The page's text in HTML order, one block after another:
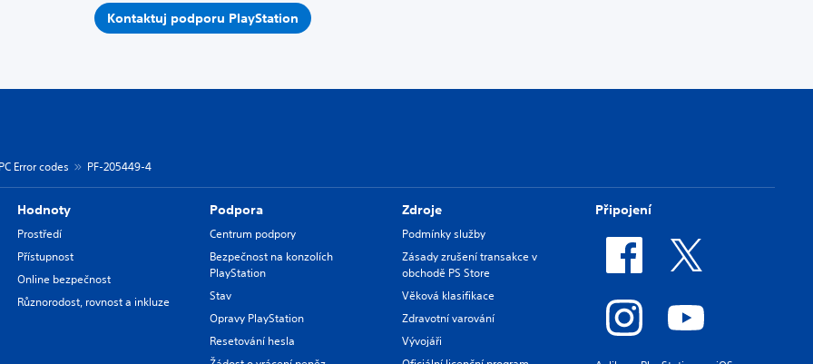
Kontaktuj podporu PlayStation
PC Error codes PF-205449-4
Hodnoty
Prostředí
Přístupnost
Online bezpečnost
Různorodost, rovnost a inkluze
Podpora
Centrum podpory
Bezpečnost na konzolích
PlayStation
Stav
Opravy PlayStation
Resetování hesla
Zdroje
Podmínky služby
Zásady zrušení transakce v
obchodě PS Store
Věková klasifikace
Zdravotní varování
Vývojáři
Připojení